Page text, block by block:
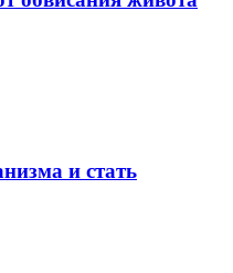
и стать